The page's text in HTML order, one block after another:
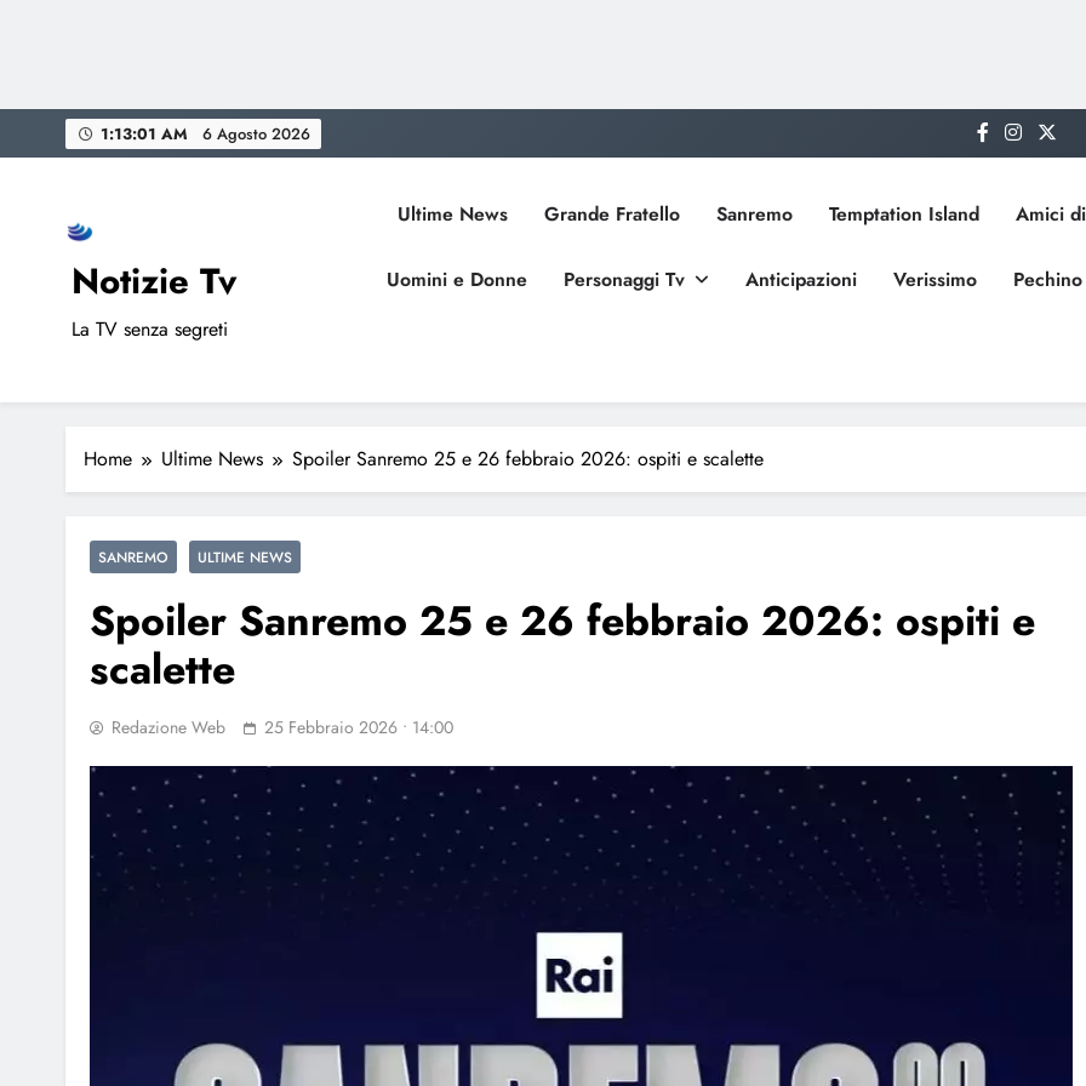
to
1:13:02 AM 6 Agosto 2026
Notizie Tv
La TV senza segreti
Ultime News Grande Fratello Sanremo Temptation Island Amici
Uomini e Donne Personaggi Tv Anticipazioni Verissimo
Home Ultime News Spoiler Sanremo 25 e 26 febbraio 2026: ospiti e scalette
SANREMO ULTIME NEWS
Spoiler Sanremo 25 e 26 febbraio 2026: ospiti e
scalette
Redazione Web 25 Febbraio 2026 • 14:00